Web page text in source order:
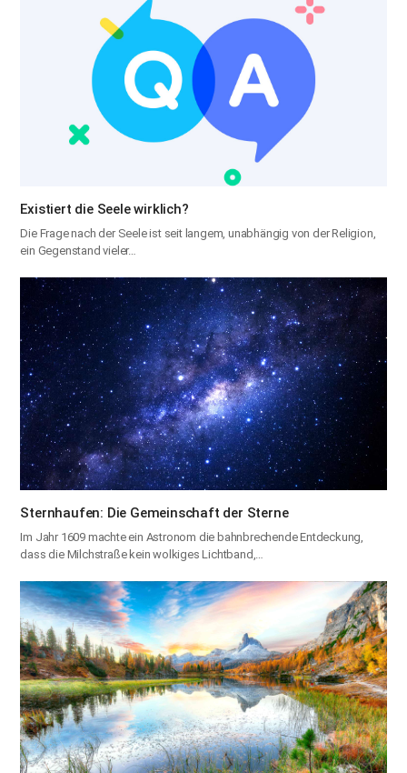
Existiert die Seele wirklich?
Die Frage nach der Seele ist seit langem, unabhängig von der Religion,
ein Gegenstand vieler…
Sternhaufen: Die Gemeinschaft der Sterne
Im Jahr 1609 machte ein Astronom die bahnbrechende Entdeckung,
dass die Milchstraße kein wolkiges Lichtband,…